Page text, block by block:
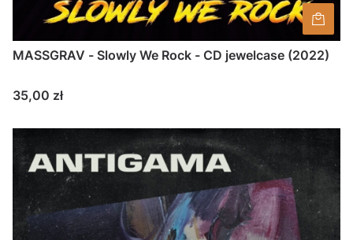
MASSGRAV - Slowly We Rock - CD jewelcase (2022)
Cena
35,00 zł